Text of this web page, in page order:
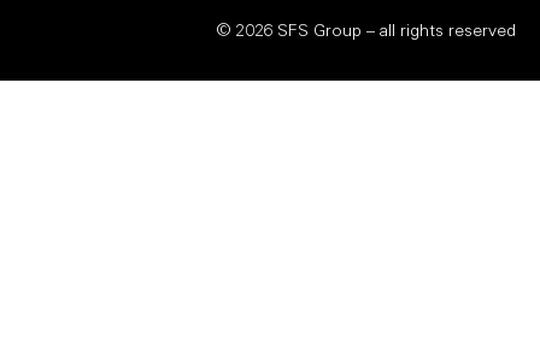
© 2026 SFS Group – all rights reserved